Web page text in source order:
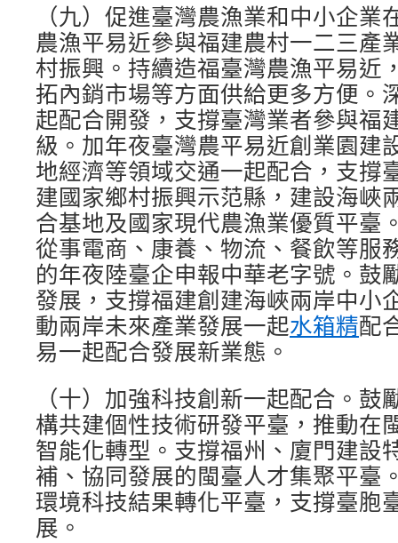
（九）促進臺灣農漁業和中小企業
農漁平易近參與福建農村一二三產
村振興。持續造福臺灣農漁平易近
拓內銷市場等方面供給更多方便。
起配合開發，支撐臺灣業者參與福
級。加年夜臺灣農平易近創業園建
地經濟等領域交通一起配合，支撐
建國家鄉村振興示范縣，建設海峽
合基地及國家現代農漁業優質平臺
從事電商、康養、物流、餐飲等服
的年夜陸臺企申報中華老字號。鼓
發展，支撐福建創建海峽兩岸中小
動兩岸未來產業發展一起水箱精配
易一起配合發展新業態。
（十）加強科技創新一起配合。鼓
構共建個性技術研發平臺，推動在
智能化轉型。支撐福州、廈門建設
補、協同發展的閩臺人才集聚平臺
環境科技結果轉化平臺，支撐臺胞
展。